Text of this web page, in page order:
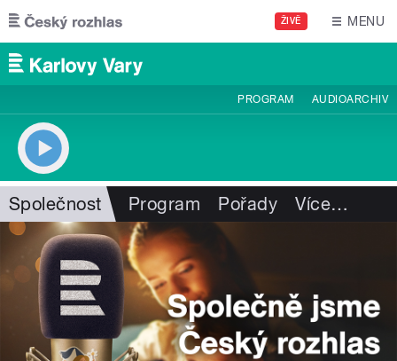
Přejít k hlavnímu obsahu
ŽIVĚ MENU
PROGRAM AUDIOARCHIV
Společnost Program Pořady Více…